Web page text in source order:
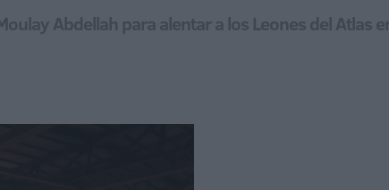
Abdellah para alentar a los Leones del Atlas